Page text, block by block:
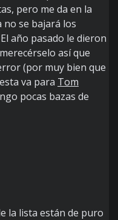
pero me da en la
no se bajará los
año pasado le dieron
así que
(por muy bien que
va para Tom
pocas bazas de
la lista están de puro